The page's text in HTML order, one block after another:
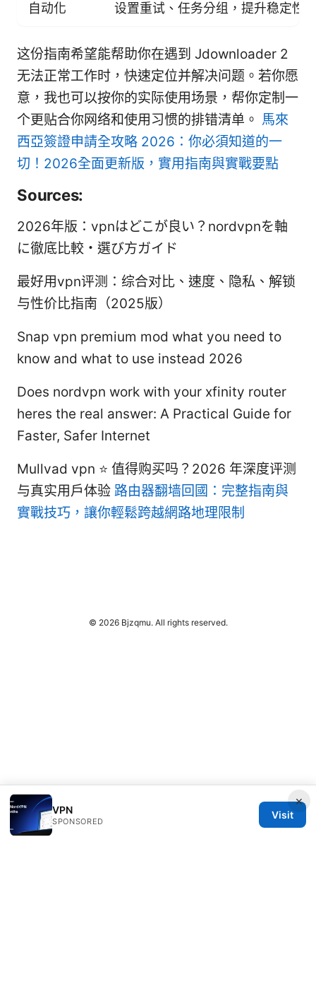
自动化 设置重试、任务分组，提升稳定性
这份指南希望能帮助你在遇到 Jdownloader 2
无法正常工作时，快速定位并解决问题。若你愿
意，我也可以按你的实际使用场景，帮你定制一
个更贴合你网络和使用习惯的排错清单。 馬來
西亞簽證申請全攻略 2026：你必須知道的一
切！2026全面更新版，實用指南與實戰要點
Sources:
2026年版：vpnはどこが良い？nordvpnを軸
に徹底比較・選び方ガイド
最好用vpn评测：综合对比、速度、隐私、解锁
与性价比指南（2025版）
Snap vpn premium mod what you need to
know and what to use instead 2026
Does nordvpn work with your xfinity router
heres the real answer: A Practical Guide for
Faster, Safer Internet
Mullvad vpn ⭐ 值得购买吗？2026 年深度评测
与真实用户体验 路由器翻墙回國：完整指南與
實戰技巧，讓你輕鬆跨越網路地理限制
×
VPN
SPONSORED
Visit
© 2026 Bjzqmu. All rights reserved.